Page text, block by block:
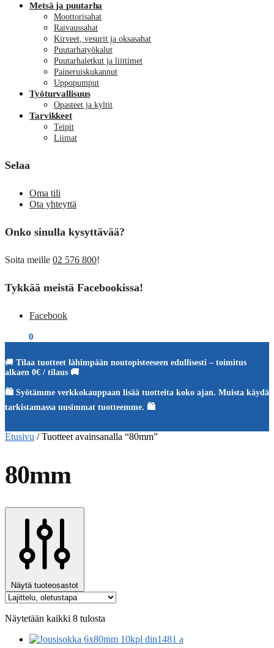
Metsä ja puutarha
Moottorisahat
Raivaussahat
Kirveet, vesurit ja oksasahat
Puutarhatyökalut
Puutarhaletkut ja liittimet
Paineruiskukannut
Uppopumput
Työturvallisuus
Opasteet ja kyltit
Tarvikkeet
Teipit
Liimat
Selaa
Oma tili
Ota yhteyttä
Onko sinulla kysyttävää?
Soita meille 02 576 800!
Tykkää meistä Facebookissa!
Facebook
0
🚚 Tilaa tuotteet lähimpään noutopisteeseen edullisesti – toimitus
alkaen 0€ / tilaus 🚚
🛍️ Syötämme verkkokauppaan lisää tuotteita koko ajan. Muista käydä
tarkistamassa uusimmat tuotteemme. 🛍️
Etusivu /Tuotteet avainsanalla “80mm”
80mm
Näytä tuoteosastot
Näytetään kaikki 8 tulosta